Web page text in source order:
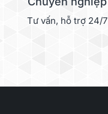
Tư vấn, hỗ trợ 24/7